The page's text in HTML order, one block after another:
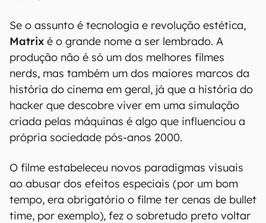
Se o assunto é tecnologia e revolução estética,
Matrix é o grande nome a ser lembrado. A
produção não é só um dos melhores filmes
nerds, mas também um dos maiores marcos da
história do cinema em geral, já que a história do
hacker que descobre viver em uma simulação
criada pelas máquinas é algo que influenciou a
própria sociedade pós-anos 2000.
O filme estabeleceu novos paradigmas visuais
ao abusar dos efeitos especiais (por um bom
tempo, era obrigatório o filme ter cenas de bullet
time, por exemplo), fez o sobretudo preto voltar